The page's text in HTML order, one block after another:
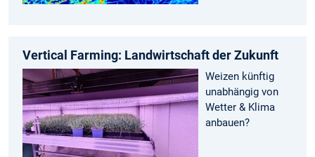
Vertical Farming: Landwirtschaft der Zukunft
Weizen künftig
unabhängig von
Wetter & Klima
anbauen?